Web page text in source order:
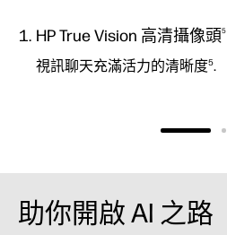
HP True Vision 高清攝像頭5
視訊聊天充滿活力的清晰度5.
助你開啟 AI 之路